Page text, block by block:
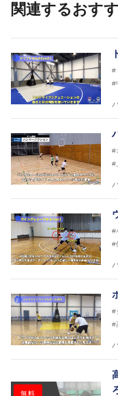
など多
2016
2016年
2016
2017年
2017年
リーコ
2018年
2018年
2018年
2021
関連するおす
#
#
#
#
#
#
#
#
無料